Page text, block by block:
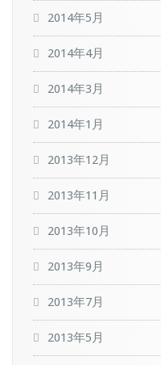
2014年5月
2014年4月
2014年3月
2014年1月
2013年12月
2013年11月
2013年10月
2013年9月
2013年7月
2013年5月